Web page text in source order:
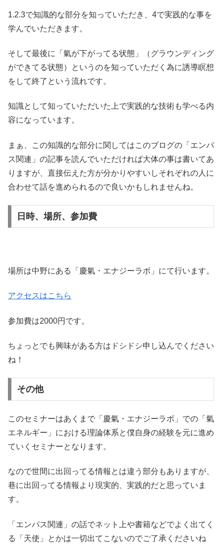
1.2.3で知識的な部分を知っていただき、4で実践的な事を
学んでいただきます。
そして最後に「氣が下がってる状態」（グラウンディング
ができてる状態）というのを知っていただく為に誘導瞑想
をして終了という流れです。
知識として知っていただいた上で実践的な技術も学べる内
容になっています。
まぁ、この知識的な部分に関してはこのブログの「エンパ
ス関連」の記事を読んでいただければ大体の事は書いてあ
りますが、直接伝えた方が分かりやすいしそれぞれの人に
合わせて話を進められるので良いかもしれませんね。
日時、場所、参加費
場所は中野にある「慶氣・エナジーラボ」にて行います。
アクセスはこちら
参加費は2000円です。
ちょっとでも興味がある方はドシドシ申し込んでください
ね！
その他
このセミナーはあくまで「慶氣・エナジーラボ」での「氣
エネルギー」における理論体系と僕自身の経験を元に進め
ていくセミナーとなります。
なので世間に出回ってる情報とは違う部分もありますが、
巷に出回ってる情報より現実的、実践的だと思っていま
す。
「エンパス関連」の話でネット上や書籍などでよく出てく
る「天使」とかは一切出てこないのでご了承くださいね